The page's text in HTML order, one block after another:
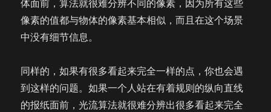
体面前，算法就很难分辨不同的像素，因为所有这些
像素的值都与物体的像素基本相似，而且在这个场景
中没有细节信息。
同样的，如果有很多看起来完全一样的点，你也会遇
到这样的问题。如果一个人站在有着规则的纵向直线
的报纸面前，光流算法就很难分辨出很多看起来完全